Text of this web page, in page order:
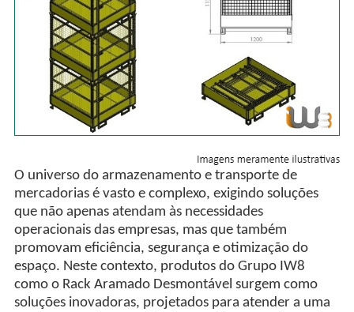
O universo do armazenamento e transporte de
mercadorias é vasto e complexo, exigindo soluções
que não apenas atendam às necessidades
operacionais das empresas, mas que também
promovam eficiência, segurança e otimização do
espaço. Neste contexto, produtos do Grupo IW8
como o Rack Aramado Desmontável surgem como
soluções inovadoras, projetados para atender a uma